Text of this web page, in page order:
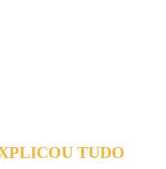
TUDO